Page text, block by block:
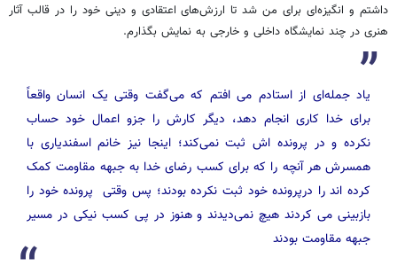
داشتم و انگیزه‌ای برای من شد تا ارزش‌های اعتقادی و دینی خود را در قالب آثار
هنری در چند نمایشگاه داخلی و خارجی به نمایش بگذارم.
یاد جمله‌ای از استادم می افتم که می‌گفت وقتی یک انسان واقعاً
برای خدا کاری انجام دهد، دیگر کارش را جزو اعمال خود حساب
نکرده و در پرونده‌ اش ثبت نمی‌کند؛ اینجا نیز خانم اسفندیاری با
همسرش هر آنچه را که برای کسب رضای خدا به جبهه مقاومت کمک
کرده اند را درپرونده خود ثبت نکرده بودند؛ پس وقتی پرونده خود را
بازبینی می کردند هیچ نمی‌دیدند و هنوز در پی کسب نیکی در مسیر
جبهه مقاومت بودند